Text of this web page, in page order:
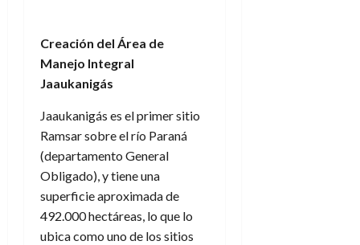
Creación del Área de
Manejo Integral
Jaaukanigás
Jaaukanigás es el primer sitio
Ramsar sobre el río Paraná
(departamento General
Obligado), y tiene una
superficie aproximada de
492.000 hectáreas, lo que lo
ubica como uno de los sitios